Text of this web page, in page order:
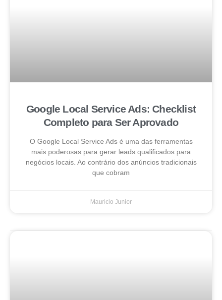
Google Local Service Ads: Checklist
Completo para Ser Aprovado
O Google Local Service Ads é uma das ferramentas
mais poderosas para gerar leads qualificados para
negócios locais. Ao contrário dos anúncios tradicionais
que cobram
Mauricio Junior